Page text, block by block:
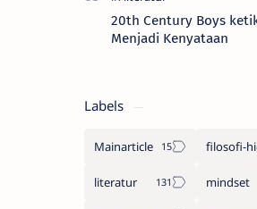
20th Century Boys
Menjadi Kenyataan
Labels
Mainarticle
literatur mindset